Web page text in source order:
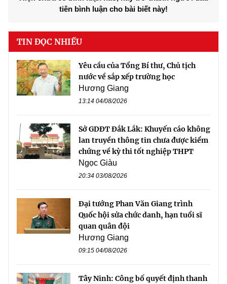
tiên bình luận cho bài biết này!
TIN ĐỌC NHIỀU
Yêu cầu của Tổng Bí thư, Chủ tịch
nước về sắp xếp trường học
Hương Giang
13:14 04/08/2026
Sở GDĐT Đắk Lắk: Khuyến cáo không
lan truyền thông tin chưa được kiểm
chứng về kỳ thi tốt nghiệp THPT
Ngọc Giàu
20:34 03/08/2026
Đại tướng Phan Văn Giang trình
Quốc hội sửa chức danh, hạn tuổi sĩ
quan quân đội
Hương Giang
09:15 04/08/2026
Tây Ninh: Công bố quyết định thanh